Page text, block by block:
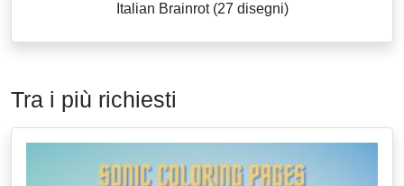
Italian Brainrot (27 disegni)
Tra i più richiesti